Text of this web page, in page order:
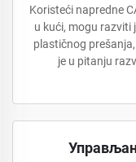
Koristeći napredne
u kući, mogu razviti
plastičnog
je u pitanju